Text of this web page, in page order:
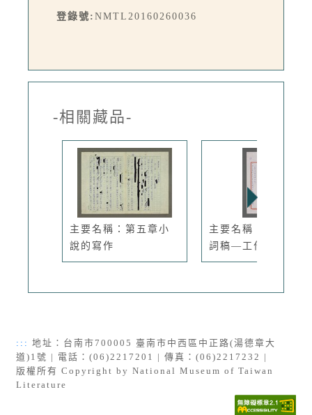
登錄號: NMTL20160260036
-相關藏品-
主要名稱：第五章小
說的寫作
主要名稱：尹雪曼致
詞稿—工作...
::: 地址：台南市700005 臺南市中西區中正路(湯德章大
道)1號 | 電話：(06)2217201 | 傳真：(06)2217232 |
版權所有 Copyright by National Museum of Taiwan
Literature